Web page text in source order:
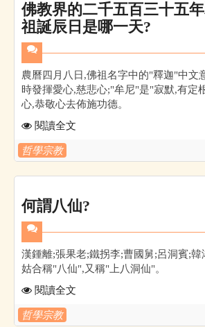
佛教界的二千五百三十五
祖誕辰日是哪一天?
農曆四月八日,佛祖名字中的"釋迦"中文
時發揮愛心,慈悲心;"牟尼"是"寂默,有定
心,恭敬心去佈施功德。
閱讀全文
哲學宗教
何謂八仙?
漢鍾離;張果老;鐵拐李;曹國舅;呂洞賓;韓
姑合稱"八仙",又稱"上八洞仙"。
閱讀全文
哲學宗教